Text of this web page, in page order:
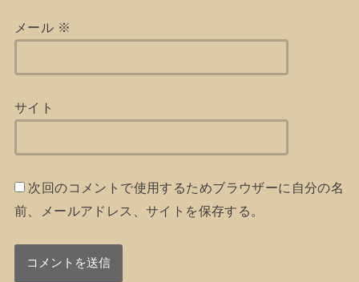
メール ※
サイト
次回のコメントで使用するためブラウザーに自分の名
前、メールアドレス、サイトを保存する。